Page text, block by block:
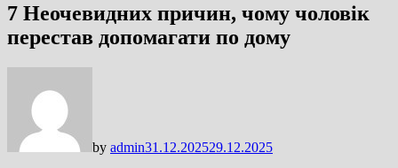
7 Неочевидних причин, чому чоловік
перестав допомагати по дому
by admin31.12.202529.12.2025